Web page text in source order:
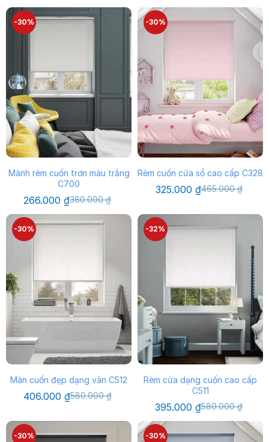
-30%
Mành rèm cuốn trơn màu trắng
C700
380.000₫
Giá
gốc
là:
380.000 ₫.
266.000₫Giá
hiện
tại
là:
-30%
Rèm cuốn cửa sổ cao cấp C328
465.000₫
Giá
gốc
465.000 ₫.
325.000 ₫Giá
hiện
là:
325.000 ₫.
-30%
Màn cuốn đẹp dạng vân C512
580.000₫
Giá
gốc
580.000 ₫.
406.000 ₫Giá
hiện
là:
406.000 ₫.
-32%
Rèm cửa dạng cuốn cao cấp
C511
580.000₫
Giá
gốc
580.000 ₫.
395.000₫Giá
hiện
là:
-30% -30%